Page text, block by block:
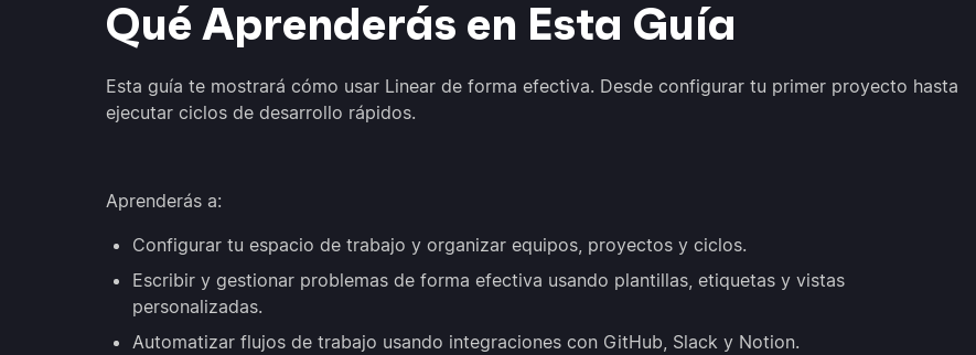
Qué Aprenderás en Esta Guía
Esta guía te mostrará cómo usar Linear de forma efectiva. Desde configurar tu primer proyecto hasta
ejecutar ciclos de desarrollo rápidos.
Aprenderás a:
Configurar tu espacio de trabajo y organizar equipos, proyectos y ciclos.
Escribir y gestionar problemas de forma efectiva usando plantillas, etiquetas y vistas
personalizadas.
Automatizar flujos de trabajo usando integraciones con GitHub, Slack y Notion.